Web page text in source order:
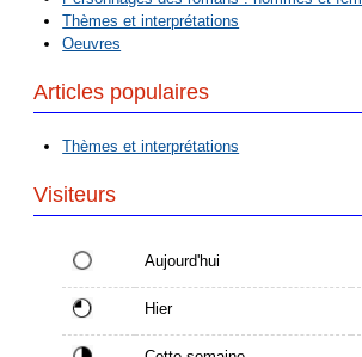
Thèmes et interprétations
Oeuvres
Articles populaires
Thèmes et interprétations
Visiteurs
Aujourd'hui
Hier